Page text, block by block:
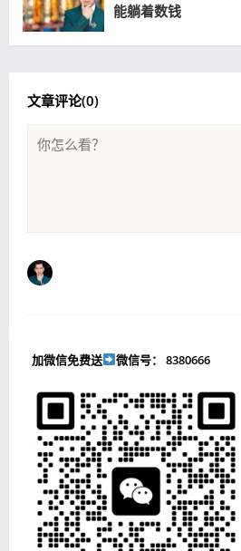
能躺着数钱
文章评论(0)
加微信免费送 微信号： 8380666